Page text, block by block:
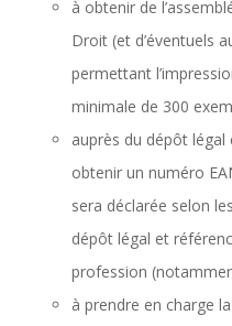
à obtenir de
Droit (et d’éventuels
permettant
minimale de 300
auprès du dépôt
obtenir un numéro
sera déclarée selon
dépôt légal et
profession
à prendre en charge